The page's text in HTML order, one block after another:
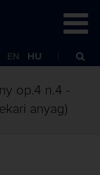
EN HU
op.4 n.4 -
anyag)